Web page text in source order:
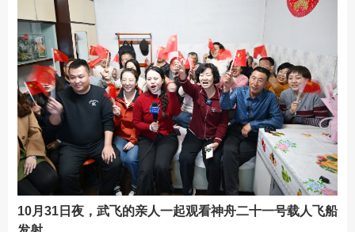
10月31日夜，武飞的亲人一起观看神舟二十一号载人飞船